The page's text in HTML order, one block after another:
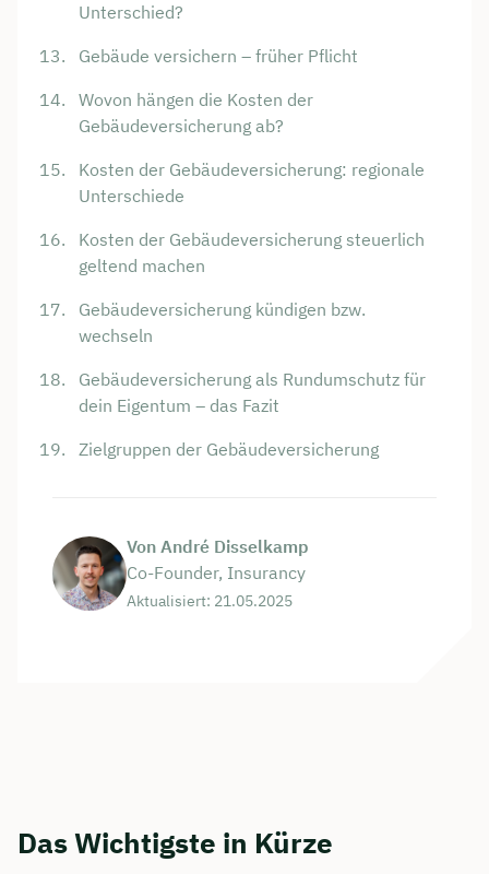
Unterschied?
Gebäude versichern – früher Pflicht
Wovon hängen die Kosten der
Gebäudeversicherung ab?
Kosten der Gebäude­­versicherung: regionale
Unterschiede
Kosten der Gebäude­­versicherung steuerlich
geltend machen
Gebäude­versicherung kündigen bzw.
wechseln
Gebäudeversicherung als Rundumschutz für
dein Eigentum – das Fazit
Zielgruppen der Gebäudeversicherung
Von André Disselkamp
Co-Founder, Insurancy
Aktualisiert: 21.05.2025
Das Wichtigste in Kürze